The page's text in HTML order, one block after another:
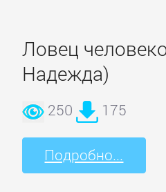
Ловец
Надежда)
250 175
Подробно...
ДЕТЕКТИВЫ
Зарубежные
детективы